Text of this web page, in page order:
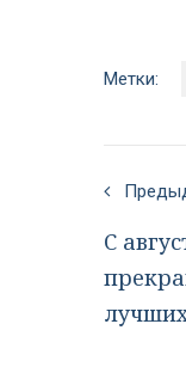
Метки:
С